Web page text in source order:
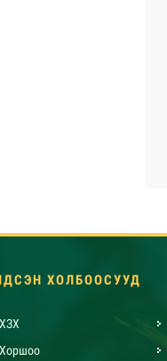
ХОЛБООСУУД
ХЗХ
Хоршоо